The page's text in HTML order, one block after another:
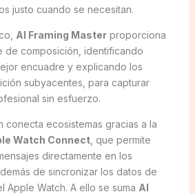
justo cuando se necesitan.
AI Framing Masterproporciona
de composición, identificando
encuadre y explicando los
subyacentes, para capturar
sin esfuerzo.
conecta ecosistemas gracias a la
Watch Connect, que permite
directamente en los
de sincronizar los datos de
Apple Watch. A ello se suma AI